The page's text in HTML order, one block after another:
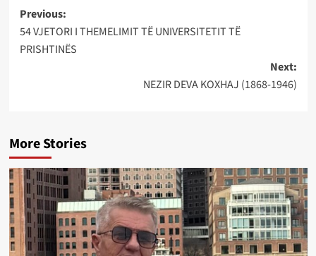
Post
navigation
Previous:
54 VJETORI I THEMELIMIT TË UNIVERSITETIT TË
PRISHTINËS
Next:
NEZIR DEVA KOXHAJ (1868-1946)
More Stories